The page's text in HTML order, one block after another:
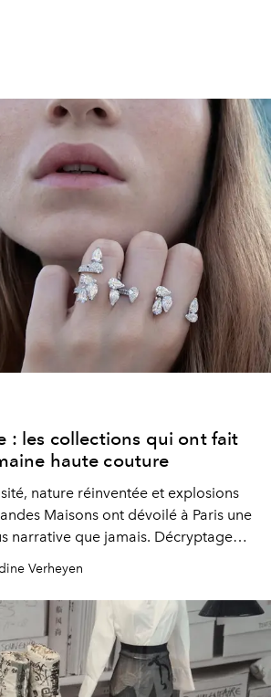
: les collections qui ont fait
haute couture
nature réinventée et explosions
Maisons ont dévoilé à Paris une
narrative que jamais. Décryptage
marqueront la saison.
Verheyen